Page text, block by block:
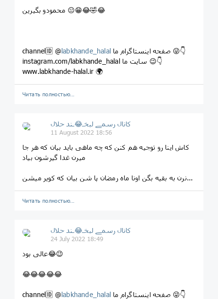
محمودو بگیرین 😐😁😂🤣😂
channel🆔 @labkhande_halal
instagram.com/labkhande_halal سایت ما 😉👇
www.labkhande-halal.ir 🌍
Читать полностью…
کانال رسمے لبخـ😂ـند حلال
11 August 2022 18:56
کاش اینا رو توجیه هم کنن که چه ماهی باید بیان که هر جا
میرن غدا گیرشون بیاد
نرن به بقیه بگن اونا ماه رمضان پا شن بیان که کویر میشن...
Читать полностью…
کانال رسمے لبخـ😂ـند حلال
24 July 2022 18:49
عالی بود😂😉
😂😂😂😂😂
channel🆔 @labkhande_halal